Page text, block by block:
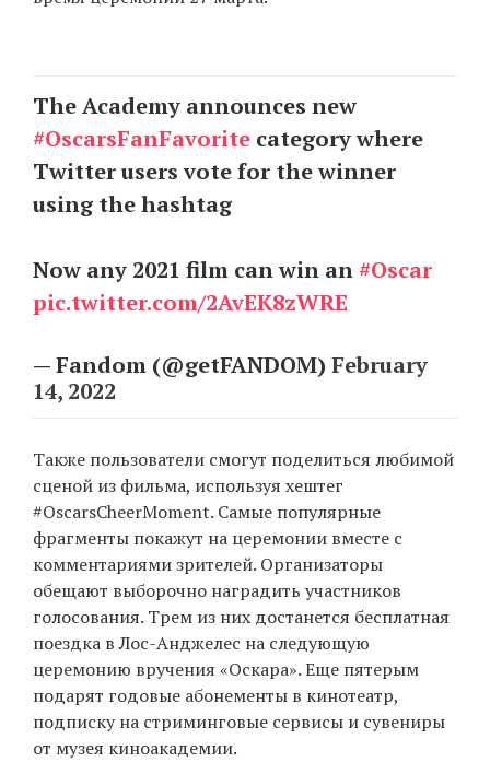
The Academy announces new
#OscarsFanFavorite category where
Twitter users vote for the winner
using the hashtag
Now any 2021 film can win an #Oscar
pic.twitter.com/2AvEK8zWRE
— Fandom (@getFANDOM) February
14, 2022
Также пользователи смогут поделиться любимой
сценой из фильма, используя хештег
#OscarsCheerMoment. Самые популярные
фрагменты покажут на церемонии вместе с
комментариями зрителей. Организаторы
обещают выборочно наградить участников
голосования. Трем из них достанется бесплатная
поездка в Лос-Анджелес на следующую
церемонию вручения «Оскара». Еще пятерым
подарят годовые абонементы в кинотеатр,
подписку на стриминговые сервисы и сувениры
от музея киноакадемии.